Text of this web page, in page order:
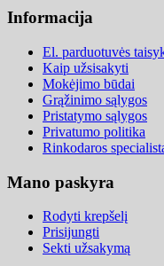
Informacija
El. parduotuvės
Kaip užsisakyti
Mokėjimo būdai
Grąžinimo sąlygos
Pristatymo sąlygos
Privatumo politika
Rinkodaros
Mano paskyra
Rodyti krepšelį
Prisijungti
Sekti užsakymą